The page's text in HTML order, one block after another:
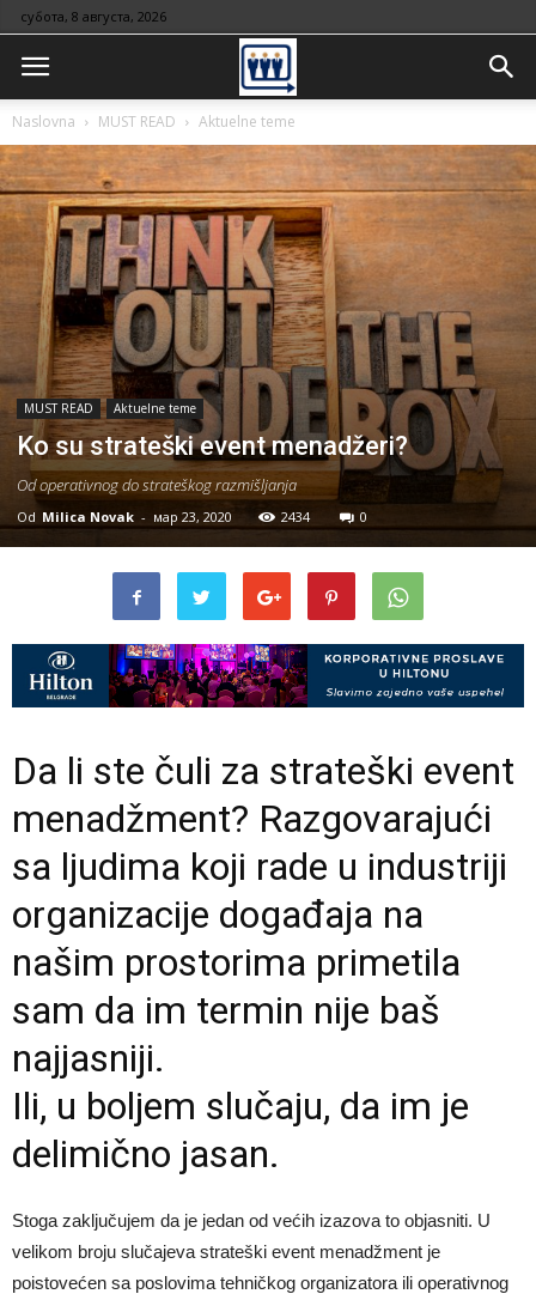
субота, 8 августа, 2026
Naslovna MUST READ Aktuelne teme
MUST READ Aktuelne teme
Ko su strateški event menadžeri?
Od operativnog do strateškog razmišljanja
Od Milica Novak - мар 23, 2020 2434 0
Da li ste čuli za strateški event
menadžment? Razgovarajući
sa ljudima koji rade u industriji
organizacije događaja na
našim prostorima primetila
sam da im termin nije baš
najjasniji.
Ili, u boljem slučaju, da im je
delimično jasan.
Stoga zaključujem da je jedan od većih izazova to objasniti. U
velikom broju slučajeva strateški event menadžment je
poistovećen sa poslovima tehničkog organizatora ili operativnog